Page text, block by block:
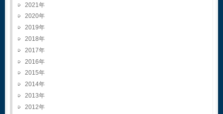
2021
2020
2019
2018
2017
2016
2015
2014
2013
2012